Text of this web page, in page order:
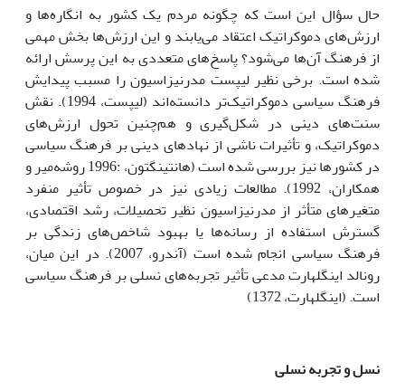
حال سؤال این است که چگونه مردم یک کشور به انگاره‌ها و
ارزش‌هاى دموکراتیک اعتقاد مى‌یابند و این ارزش‌ها بخش مهمى
از فرهنگ آن‌ها مى‌شود؟ پاسخ‌هاى متعددى به این پرسش ارائه
شده است. برخى نظیر لیپست مدرنیزاسیون را مسبب پیدایش
فرهنگ سیاسى دموکراتیک‌تر دانسته‌اند (لیپست، 1994). نقش
سنت‌هاى دینى در شکل‌گیرى و هم‌چنین تحول ارزش‌هاى
دموکراتیک، و تأثیرات ناشى از نهادهاى دینى بر فرهنگ سیاسى
در کشورها نیز بررسى شده است (هانتینگتون، :1996 روشه‌میر و
همکاران، 1992). مطالعات زیادى نیز در خصوص تأثیر منفرد
متغیرهاى متأثر از مدرنیزاسیون نظیر تحصیلات، رشد اقتصادى،
گسترش استفاده از رسانه‌ها یا بهبود شاخص‌هاى زندگى بر
فرهنگ سیاسى انجام شده است (آندرو، 2007). در این میان،
رونالد اینگلهارت مدعى تأثیر تجربه‌هاى نسلى بر فرهنگ سیاسى
است. (اینگلهارت، 1372)
نسل و تجربه نسلى